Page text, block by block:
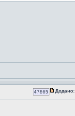
47865 Додано: